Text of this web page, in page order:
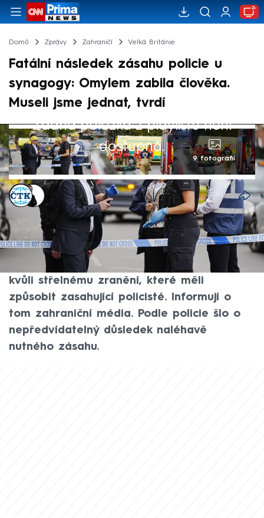
Domů Zprávy Zahraničí Velká Británie
Fatální následek zásahu policie u
synagogy: Omylem zabila člověka.
Museli jsme jednat, tvrdí
Žádná položka z playlistu není
dostupná.
9 fotografií
ČTK
Václav Černý
3. říj 2025, 13:22
Jedna z obětí čtvrtečního teroristického
útoku před synagogou na severním
předměstí britského Manchesteru zemřela
kvůli střelnému zranění, které měli
způsobit zasahující policisté. Informují o
tom zahraniční média. Podle policie šlo o
nepředvídatelný důsledek naléhavě
nutného zásahu.